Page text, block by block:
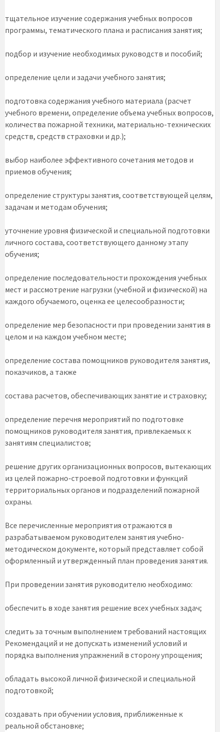
тщательное изучение содержания учебных вопросов
программы, тематического плана и расписания занятия;
подбор и изучение необходимых руководств и пособий;
определение цели и задачи учебного занятия;
подготовка содержания учебного материала (расчет
учебного времени, определение объема учебных вопросов,
количества пожарной техники, материально-технических
средств, средств страховки и др.);
выбор наиболее эффективного сочетания методов и
приемов обучения;
определение структуры занятия, соответствующей целям,
задачам и методам обучения;
уточнение уровня физической и специальной подготовки
личного состава, соответствующего данному этапу
обучения;
определение последовательности прохождения учебных
мест и рассмотрение нагрузки (учебной и физической) на
каждого обучаемого, оценка ее целесообразности;
определение мер безопасности при проведении занятия в
целом и на каждом учебном месте;
определение состава помощников руководителя занятия,
показчиков, а также
состава расчетов, обеспечивающих занятие и страховку;
определение перечня мероприятий по подготовке
помощников руководителя занятия, привлекаемых к
занятиям специалистов;
решение других организационных вопросов, вытекающих
из целей пожарно-строевой подготовки и функций
территориальных органов и подразделений пожарной
охраны.
Все перечисленные мероприятия отражаются в
разрабатываемом руководителем занятия учебно-
методическом документе, который представляет собой
оформленный и утвержденный план проведения занятия.
При проведении занятия руководителю необходимо:
обеспечить в ходе занятия решение всех учебных задач;
следить за точным выполнением требований настоящих
Рекомендаций и не допускать изменений условий и
порядка выполнения упражнений в сторону упрощения;
обладать высокой личной физической и специальной
подготовкой;
создавать при обучении условия, приближенные к
реальной обстановке;